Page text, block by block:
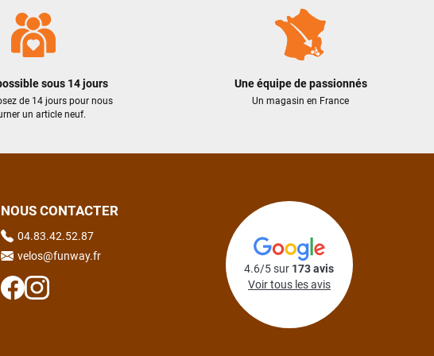
sous 14 jours
de 14 jours pour nous
un article neuf.
Une équipe de passionnés
Un magasin en France
NOUS CONTACTER
04.83.42.52.87
velos@funway.fr
4.6/5 sur 173 avis
Voir tous les avis
25 minutes
pour sa